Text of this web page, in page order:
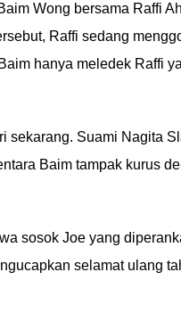
Wong bersama Raffi
Raffi sedang
hanya meledek Raffi
sekarang. Suami Nagita
Baim tampak kurus
sosok Joe yang
selamat ulang